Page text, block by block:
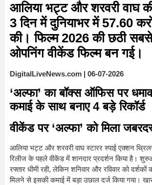
आलिया भट्ट और शरवरी वाघ
3 दिन में दुनियाभर में 57.60
की। फिल्म 2026 की छठी
ओपनिंग वीकेंड फिल्म बन गई।
DigitalLiveNews.com | 06-07-2026
‘अल्फा’ का बॉक्स ऑफिस पर
कमाई के साथ बनाए 4 बड़े रिकॉर्ड
वीकेंड पर ‘अल्फा’ को मिला
आलिया भट्ट और शरवरी वाघ स्टारर स्पाई एक्शन
रिलीज के पहले वीकेंड में शानदार प्रदर्शन किया है।
रफ्तार धीमी रही, लेकिन शनिवार और रविवार को दर्शकों
मिलने से इसकी कमाई में बड़ा उछाल दर्ज किया गया।